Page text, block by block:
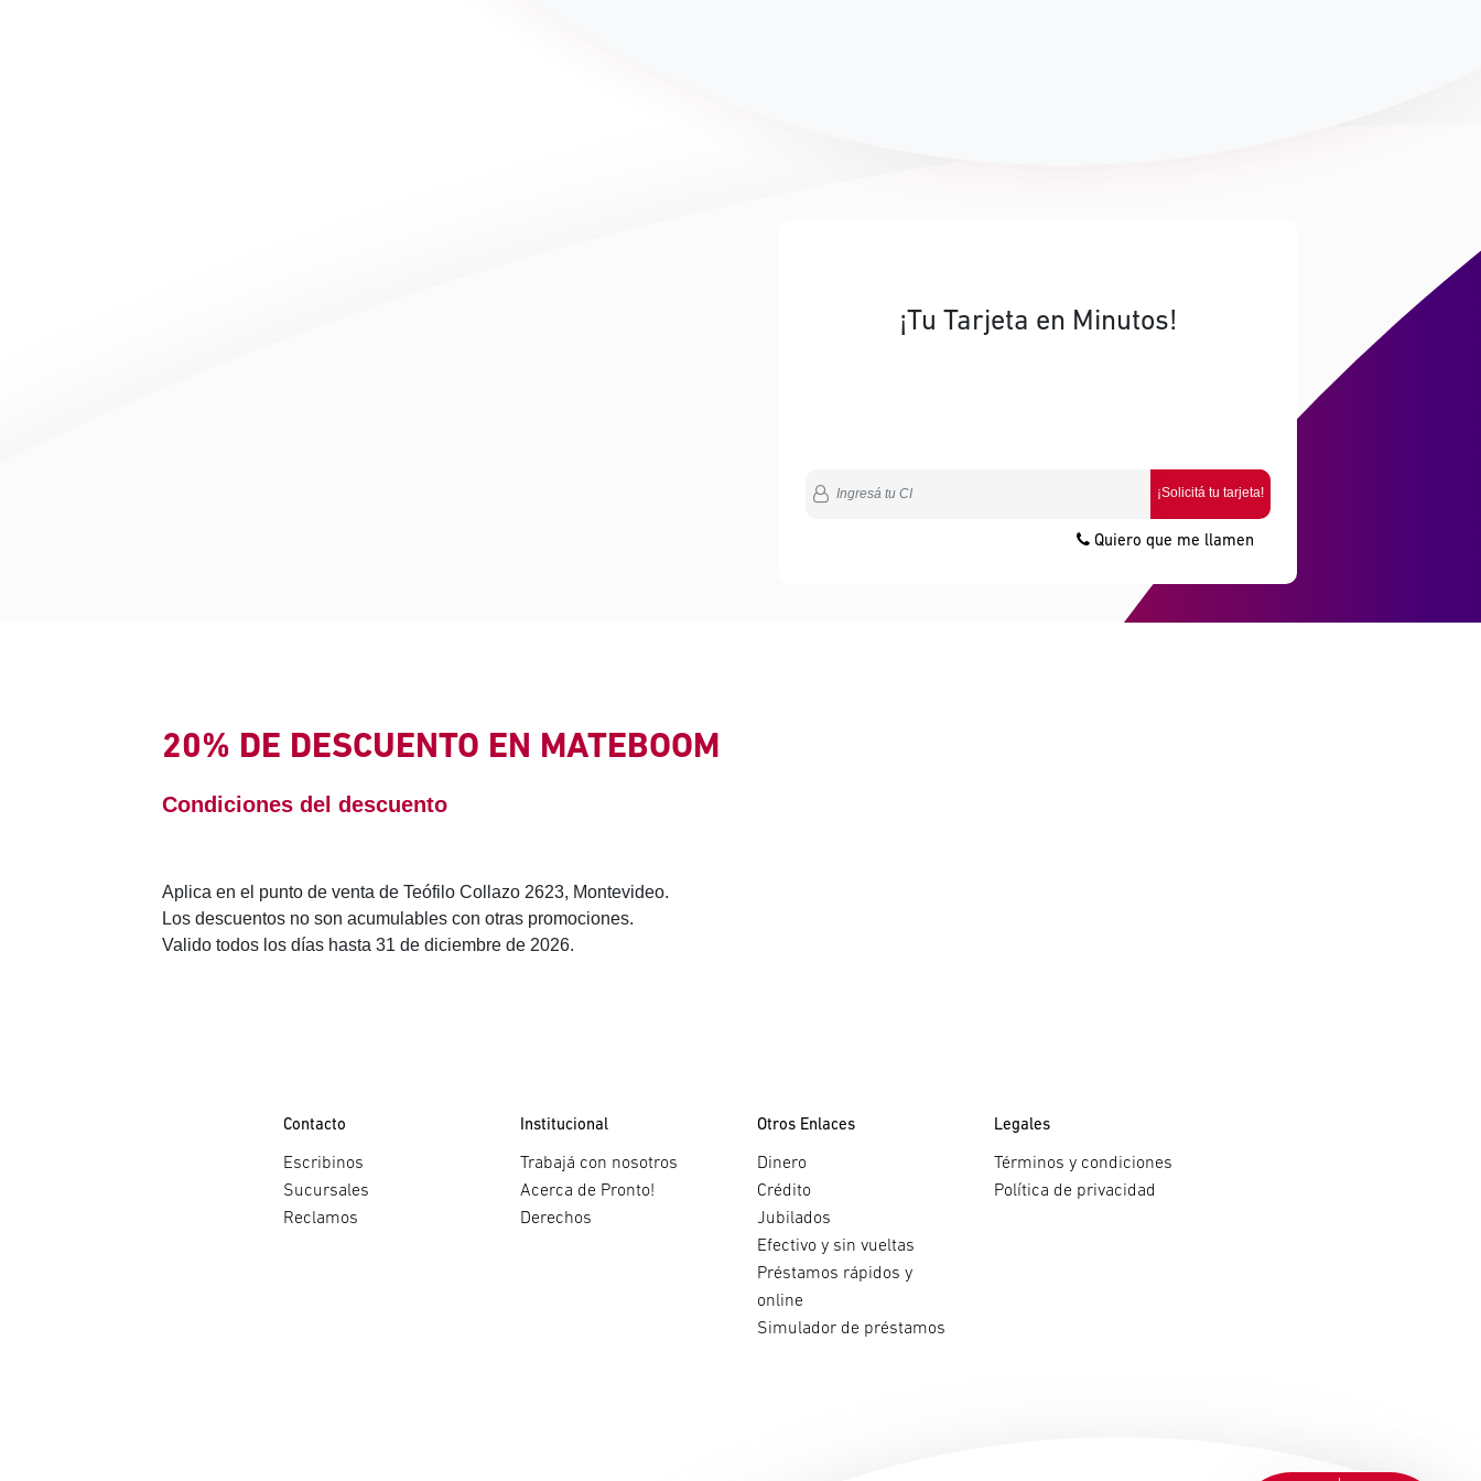
¡Tu Tarjeta en Minutos!
¡Solicitá tu tarjeta!
Quiero que me llamen
20% DE DESCUENTO EN MATEBOOM
Condiciones del descuento
Aplica en el punto de venta de Teófilo Collazo 2623, Montevideo.
Los descuentos no son acumulables con otras promociones.
Valido todos los días hasta 31 de diciembre de 2026.
Contacto
Escribinos
Sucursales
Reclamos
Institucional
Trabajá con nosotros
Acerca de Pronto!
Derechos
Otros Enlaces
Dinero
Crédito
Jubilados
Efectivo y sin vueltas
Préstamos rápidos y
online
Simulador de préstamos
Legales
Términos y condiciones
Política de privacidad